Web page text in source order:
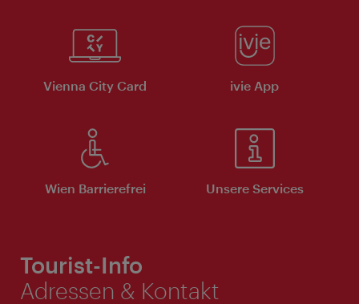
Vienna City Card ivie App
Wien Barrierefrei Unsere Services
Tourist-Info
Adressen & Kontakt